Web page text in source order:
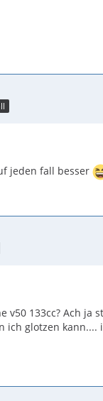
jeden fall besser
v50 133cc? Ach ja
ich glotzen kann....